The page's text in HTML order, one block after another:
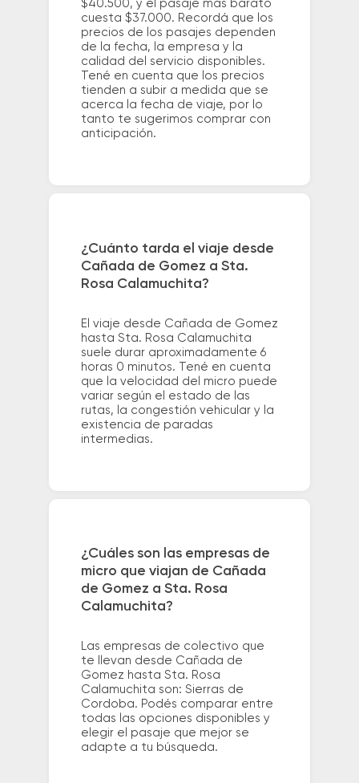
$40.500, y el pasaje más barato
cuesta $37.000. Recordá que los
precios de los pasajes dependen
de la fecha, la empresa y la
calidad del servicio disponibles.
Tené en cuenta que los precios
tienden a subir a medida que se
acerca la fecha de viaje, por lo
tanto te sugerimos comprar con
anticipación.
¿Cuánto tarda el viaje desde
Cañada de Gomez a Sta.
Rosa Calamuchita?
El viaje desde Cañada de Gomez
hasta Sta. Rosa Calamuchita
suele durar aproximadamente 6
horas 0 minutos. Tené en cuenta
que la velocidad del micro puede
variar según el estado de las
rutas, la congestión vehicular y la
existencia de paradas
intermedias.
¿Cuáles son las empresas de
micro que viajan de Cañada
de Gomez a Sta. Rosa
Calamuchita?
Las empresas de colectivo que
te llevan desde Cañada de
Gomez hasta Sta. Rosa
Calamuchita son: Sierras de
Cordoba. Podés comparar entre
todas las opciones disponibles y
elegir el pasaje que mejor se
adapte a tu búsqueda.